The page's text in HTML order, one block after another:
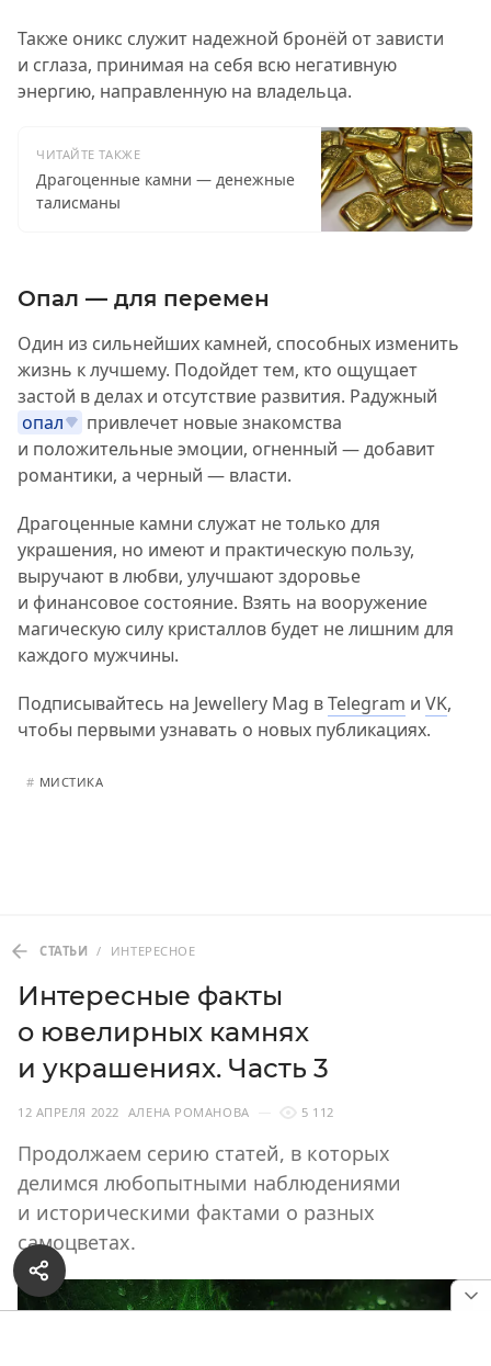
Также оникс служит надежной бронёй от зависти
и сглаза, принимая на себя всю негативную
энергию, направленную на владельца.
ЧИТАЙТЕ ТАКЖЕ
Драгоценные камни — денежные
талисманы
Опал — для перемен
Один из сильнейших камней, способных изменить
жизнь к лучшему. Подойдет тем, кто ощущает
застой в делах и отсутствие развития. Радужный
опал
привлечет новые знакомства
и положительные эмоции, огненный — добавит
романтики, а черный — власти.
Драгоценные камни служат не только для
украшения, но имеют и практическую пользу,
выручают в любви, улучшают здоровье
и финансовое состояние. Взять на вооружение
магическую силу кристаллов будет не лишним для
каждого мужчины.
Подписывайтесь на Jewellery Mag вTelegram и VK,
чтобы первыми узнавать о новых публикациях.
# МИСТИКА
СТАТЬИ / ИНТЕРЕСНОЕ
Интересные факты
о ювелирных камнях
и украшениях. Часть 3
12 АПРЕЛЯ 2022 АЛЕНА РОМАНОВА 5 112
Продолжаем серию статей, в которых
делимся любопытными наблюдениями
и историческими фактами о разных
самоцветах.